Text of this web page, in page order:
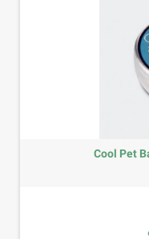
Cool Pet
